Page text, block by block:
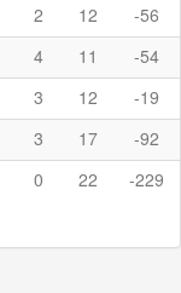
2 12
-56
4 11
-54
3 12
-19
3 17
-92
0 22 -229